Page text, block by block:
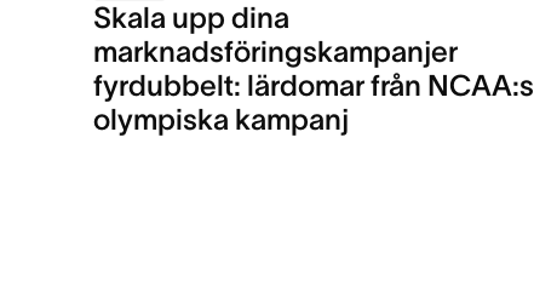
Skala upp dina
marknadsföringskampanjer
fyrdubbelt: lärdomar från NCAA:s
olympiska kampanj